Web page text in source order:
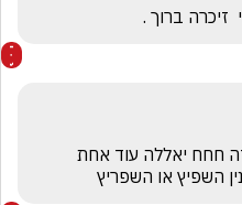
השפיץ או השפריץ